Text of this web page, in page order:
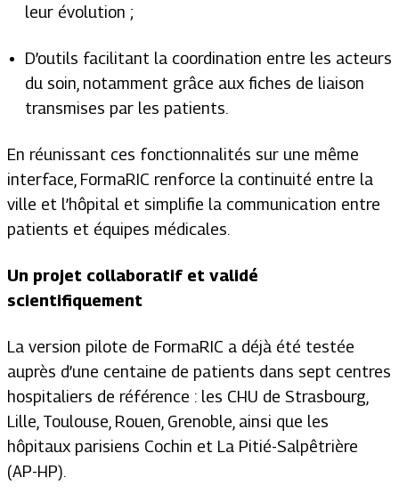
leur évolution ;
D’outils facilitant la coordination entre les acteurs
du soin, notamment grâce aux fiches de liaison
transmises par les patients.
En réunissant ces fonctionnalités sur une même
interface, FormaRIC renforce la continuité entre la
ville et l’hôpital et simplifie la communication entre
patients et équipes médicales.
Un projet collaboratif et validé
scientifiquement
La version pilote de FormaRIC a déjà été testée
auprès d’une centaine de patients dans sept centres
hospitaliers de référence : les CHU de Strasbourg,
Lille, Toulouse, Rouen, Grenoble, ainsi que les
hôpitaux parisiens Cochin et La Pitié-Salpêtrière
(AP-HP).